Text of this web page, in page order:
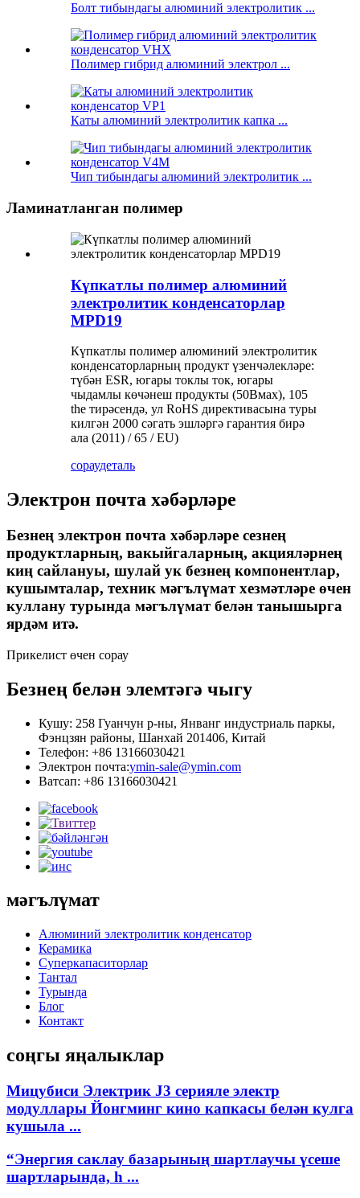
Болт тибындагы алюминий электролитик ...
Полимер гибрид алюминий электрол ...
Каты алюминий электролитик капка ...
Чип тибындагы алюминий электролитик ...
Ламинатланган полимер
Күпкатлы полимер алюминий
электролитик конденсаторлар
MPD19
Күпкатлы полимер алюминий электролитик
конденсаторларның продукт үзенчәлекләре:
түбән ESR, югары токлы ток, югары
чыдамлы көчәнеш продукты (50Вмах), 105
the тирәсендә, ул RoHS директивасына туры
килгән 2000 сәгать эшләргә гарантия бирә
ала (2011) / 65 / EU)
сораудеталь
Электрон почта хәбәрләре
Безнең электрон почта хәбәрләре сезнең
продуктларның, вакыйгаларның, акцияләрнең
киң сайлануы, шулай ук ​​безнең компонентлар,
кушымталар, техник мәгълүмат хезмәтләре өчен
куллану турында мәгълүмат белән танышырга
ярдәм итә.
Прикелист өчен сорау
Безнең белән элемтәгә чыгу
Кушу: 258 Гуанчун р-ны, Янванг индустриаль паркы,
Фэнцзян районы, Шанхай 201406, Китай
Телефон: +86 13166030421
Электрон почта:ymin-sale@ymin.com
Ватсап: +86 13166030421
мәгълүмат
Алюминий электролитик конденсатор
Керамика
Суперкапаситорлар
Тантал
Турында
Блог
Контакт
соңгы яңалыклар
Мицубиси Электрик J3 серияле электр
модуллары Йонгминг кино капкасы белән кулга
кушыла ...
“Энергия саклау базарының шартлаучы үсеше
шартларында, h ...